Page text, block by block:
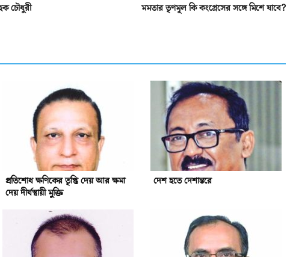
চৌধুরী
মমতার তৃণমূল কি কংগ্রেসের সঙ্গে মিশে যাবে?
প্রতিশোধ ক্ষণিকের তৃপ্তি দেয় আর ক্ষমা
দেয় দীর্ঘস্থায়ী মুক্তি
দেশ হতে দেশান্তরে